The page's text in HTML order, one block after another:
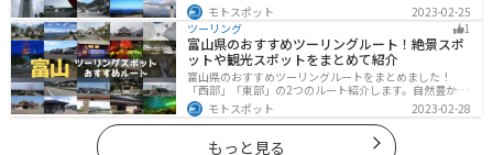
標高の高いスカイラインからリアス式海岸まであるの
で、飽きることなくツーリングを堪能できます。バイク
で三重県にツーリングに行く際は参考にしてください。
モトスポット
2023-02-25
ツーリング
1
富山県のおすすめツーリングルート！絶景スポ
ットや観光スポットをまとめて紹介
富山県のおすすめツーリングルートをまとめました！
「西部」「東部」の2つのルート紹介します。自然豊かな
山と海、温泉が充実しており、美術館などもあるので、
自然を満喫するツーリングができます。バイクで富山県
にツーリングに行く際は参考にしてください。
モトスポット 2023-02-28
もっと見る